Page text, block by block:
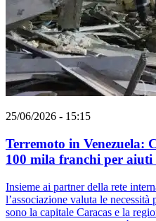
25/06/2026 - 15:15
Terremoto in Venezuela:
100 mila franchi per aiuti
Insieme ai partner della rete
l’associazione valuta le
sono la capitale Caracas e la